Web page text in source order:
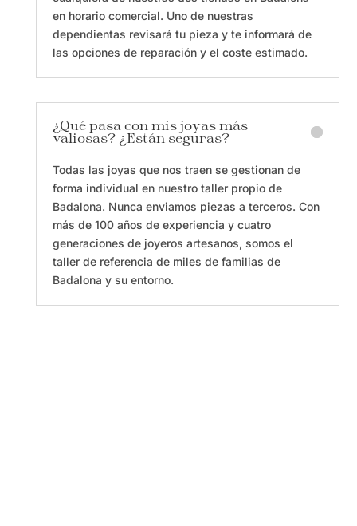
en horario comercial. Uno de nuestras
dependientas revisará tu pieza y te informará de
las opciones de reparación y el coste estimado.
¿Qué pasa con mis joyas más
valiosas? ¿Están seguras?
Todas las joyas que nos traen se gestionan de
forma individual en nuestro taller propio de
Badalona. Nunca enviamos piezas a terceros. Con
más de 100 años de experiencia y cuatro
generaciones de joyeros artesanos, somos el
taller de referencia de miles de familias de
Badalona y su entorno.